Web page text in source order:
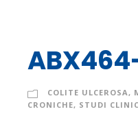
COLITE ULCEROSA ,
CRONICHE, STUDI